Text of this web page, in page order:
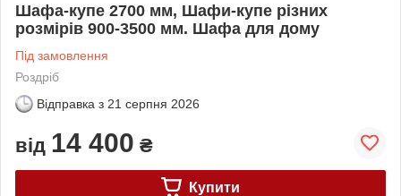
Шафа-купе 2700 мм, Шафи-купе різних
розмірів 900-3500 мм. Шафа для дому
Під замовлення
Роздріб
Відправка з 21 серпня 2026
від 14 400 ₴
Купити